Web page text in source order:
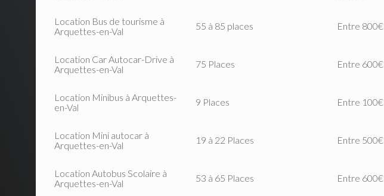
Location Bus de tourisme à
Arquettes-en-Val
55 à 85 places Entre
Location Car Autocar-Drive à
Arquettes-en-Val
75 Places Entre
Location Minibus à Arquettes-
en-Val
9 Places Entre
Location Mini autocar à
Arquettes-en-Val
19 à 22 Places Entre
Location Autobus Scolaire à
Arquettes-en-Val
53 à 65 Places Entre